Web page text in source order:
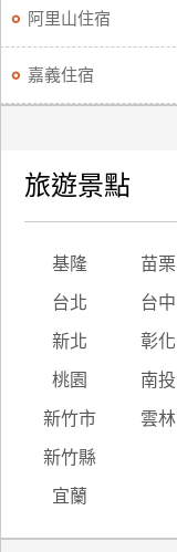
阿里山住宿
嘉義住宿
旅遊景點
基隆 苗栗
台北 台中
新北 彰化
桃園 南投
新竹市 雲林
新竹縣
宜蘭